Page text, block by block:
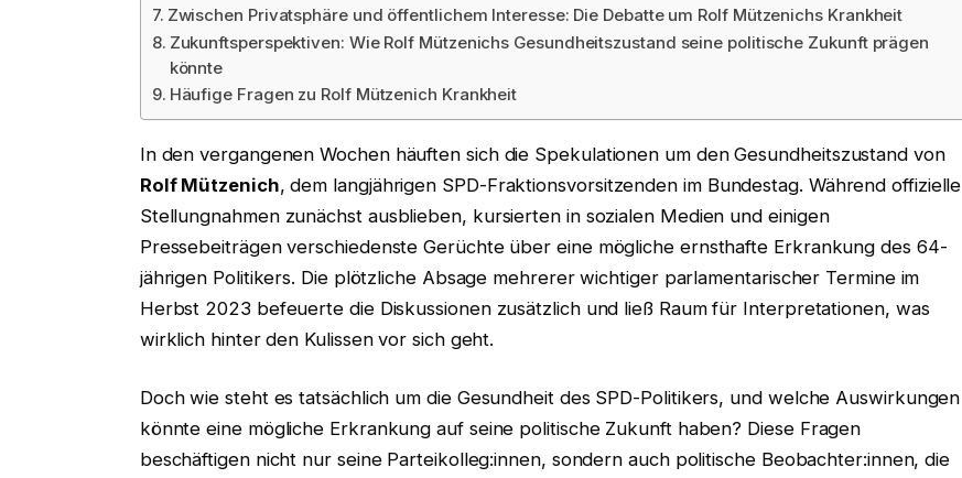
Zwischen Privatsphäre und öffentlichem Interesse: Die Debatte um Rolf Mützenichs Krankheit
Zukunftsperspektiven: Wie Rolf Mützenichs Gesundheitszustand seine politische Zukunft prägen
könnte
Häufige Fragen zu Rolf Mützenich Krankheit
In den vergangenen Wochen häuften sich die Spekulationen um den Gesundheitszustand von
Rolf Mützenich, dem langjährigen SPD-Fraktionsvorsitzenden im Bundestag. Während offizielle
Stellungnahmen zunächst ausblieben, kursierten in sozialen Medien und einigen
Pressebeiträgen verschiedenste Gerüchte über eine mögliche ernsthafte Erkrankung des 64-
jährigen Politikers. Die plötzliche Absage mehrerer wichtiger parlamentarischer Termine im
Herbst 2023 befeuerte die Diskussionen zusätzlich und ließ Raum für Interpretationen, was
wirklich hinter den Kulissen vor sich geht.
Doch wie steht es tatsächlich um die Gesundheit des SPD-Politikers, und welche Auswirkungen
könnte eine mögliche Erkrankung auf seine politische Zukunft haben? Diese Fragen
beschäftigen nicht nur seine Parteikolleg:innen, sondern auch politische Beobachter:innen, die